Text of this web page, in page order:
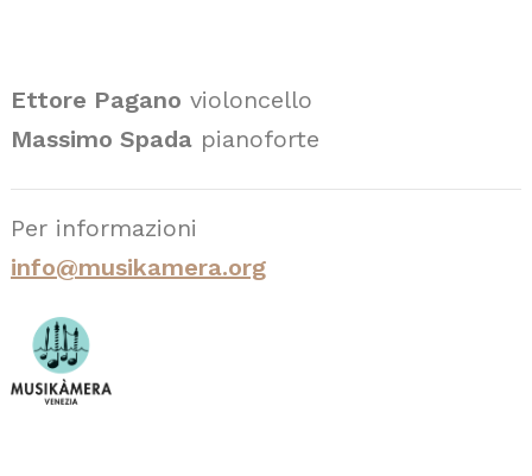
Ettore Pagano violoncello
Massimo Spada pianoforte
Per informazioni
info@musikamera.org